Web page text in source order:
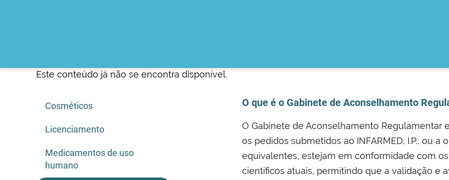
Este conteúdo já não se encontra disponível.
Cosméticos
Licenciamento
Medicamentos de uso
humano
O que é o Gabinete de Aconselhamento
O Gabinete de Aconselhamento Regulamentar
os pedidos submetidos ao INFARMED, I.P., ou
equivalentes, estejam em conformidade com
científicos atuais, permitindo que a validação e